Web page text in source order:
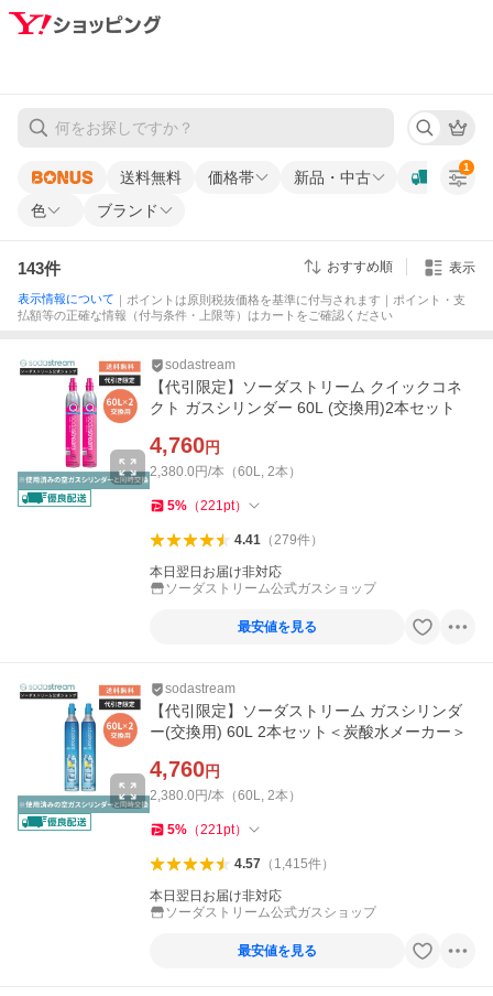
送料無料 価格帯
新品・中古
色
ブランド
1
143件 おすすめ順 表示
表示情報について ｜ポイントは原則税抜価格を基準に付与されます｜ポイント・支
払額等の正確な情報（付与条件・上限等）はカートをご確認ください
sodastream
【代引限定】ソーダストリーム クイックコネ
クト ガスシリンダー 60L (交換用)2本セット
4,760円
2,380.0円/本（60L, 2本）
5% （221pt）
4.41（279件）
本日翌日お届け非対応
ソーダストリーム公式ガスショップ
最安値を見る
sodastream
【代引限定】ソーダストリーム ガスシリンダ
ー(交換用) 60L 2本セット＜炭酸水メーカー＞
4,760円
2,380.0円/本（60L, 2本）
5% （221pt）
4.57（ 1,415件）
本日翌日お届け非対応
ソーダストリーム公式ガスショップ
最安値を見る